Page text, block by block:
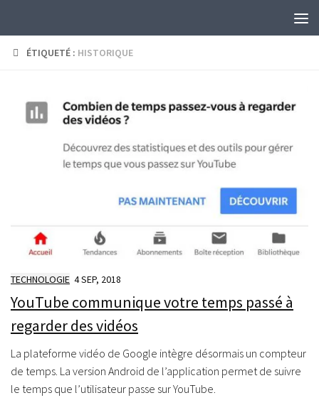
ÉTIQUETÉ : HISTORIQUE
TECHNOLOGIE 4 SEP, 2018
YouTube communique votre temps passé à
regarder des vidéos
La plateforme vidéo de Google intègre désormais un compteur
de temps. La version Android de l’application permet de suivre
le temps que l’utilisateur passe sur YouTube.